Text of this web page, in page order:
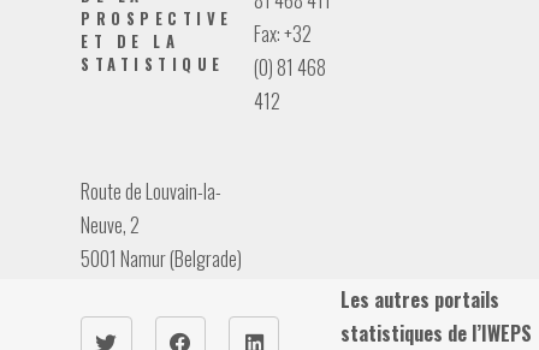
PROSPECTIVE
ET DE LA
STATISTIQUE
Route de Louvain-la-
Neuve, 2
5001 Namur (Belgrade)
Fax: +32
(0) 81 468
412
Les autres portails
statistiques de l’IWEPS